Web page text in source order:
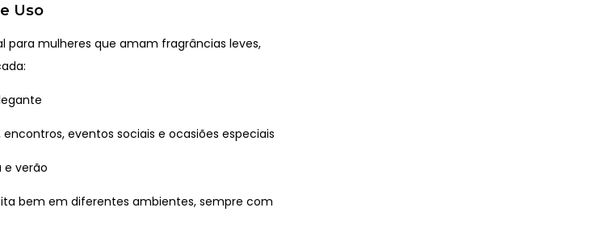
Uso
para mulheres que amam fragrâncias leves,
encontros, eventos sociais e ocasiões especiais
e verão
bem em diferentes ambientes, sempre com